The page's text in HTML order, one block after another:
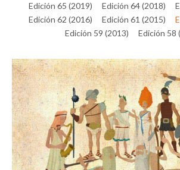
Edición 65 (2019)
Edición 64 (2018)
Edición 62 (2016)
Edición 61 (2015)
Edición 59 (2013)
Edición 58